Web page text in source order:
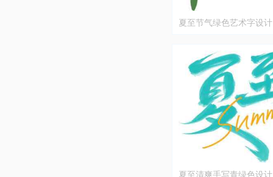
夏至节气绿色艺术字设计
夏至清爽手写青绿色设